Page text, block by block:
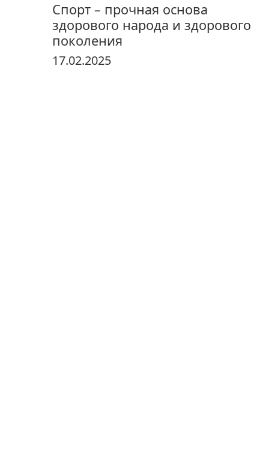
sertifikatlashtirish markazi
Спорт – прочная основа
здорового народа и здорового
поколения
17.02.2025